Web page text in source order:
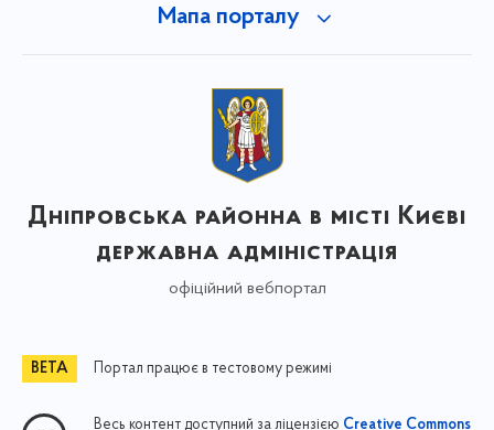
Мапа порталу
Дніпровська районна в місті Києві
державна адміністрація
офіційний вебпортал
Портал працює в тестовому режимі
Весь контент доступний за ліцензією Creative Commons